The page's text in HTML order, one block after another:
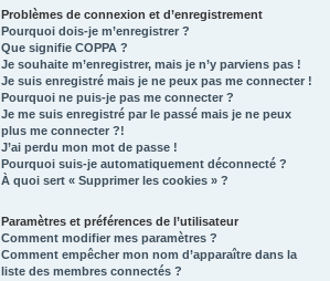
Problèmes de connexion et d’enregistrement
Pourquoi dois-je m’enregistrer ?
Que signifie COPPA ?
Je souhaite m’enregistrer, mais je n’y parviens pas !
Je suis enregistré mais je ne peux pas me connecter !
Pourquoi ne puis-je pas me connecter ?
Je me suis enregistré par le passé mais je ne peux
plus me connecter ?!
J’ai perdu mon mot de passe !
Pourquoi suis-je automatiquement déconnecté ?
À quoi sert « Supprimer les cookies » ?
Paramètres et préférences de l’utilisateur
Comment modifier mes paramètres ?
Comment empêcher mon nom d’apparaître dans la
liste des membres connectés ?